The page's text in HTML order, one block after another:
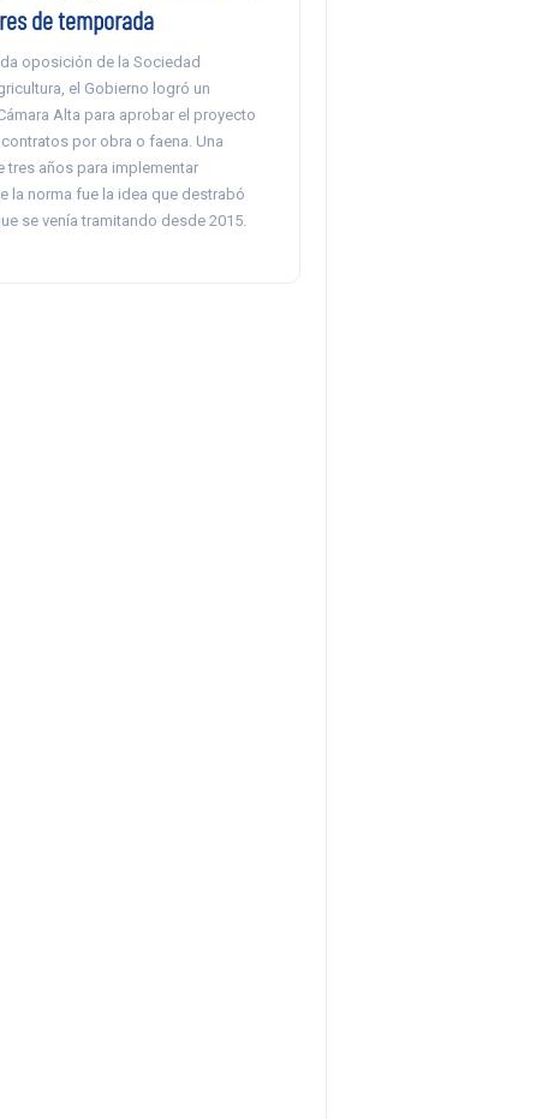
de temporada
oposición de la Sociedad
el Gobierno logró un
Alta para aprobar el proyecto
por obra o faena. Una
tres años para implementar
la norma fue la idea que destrabó
se venía tramitando desde 2015.